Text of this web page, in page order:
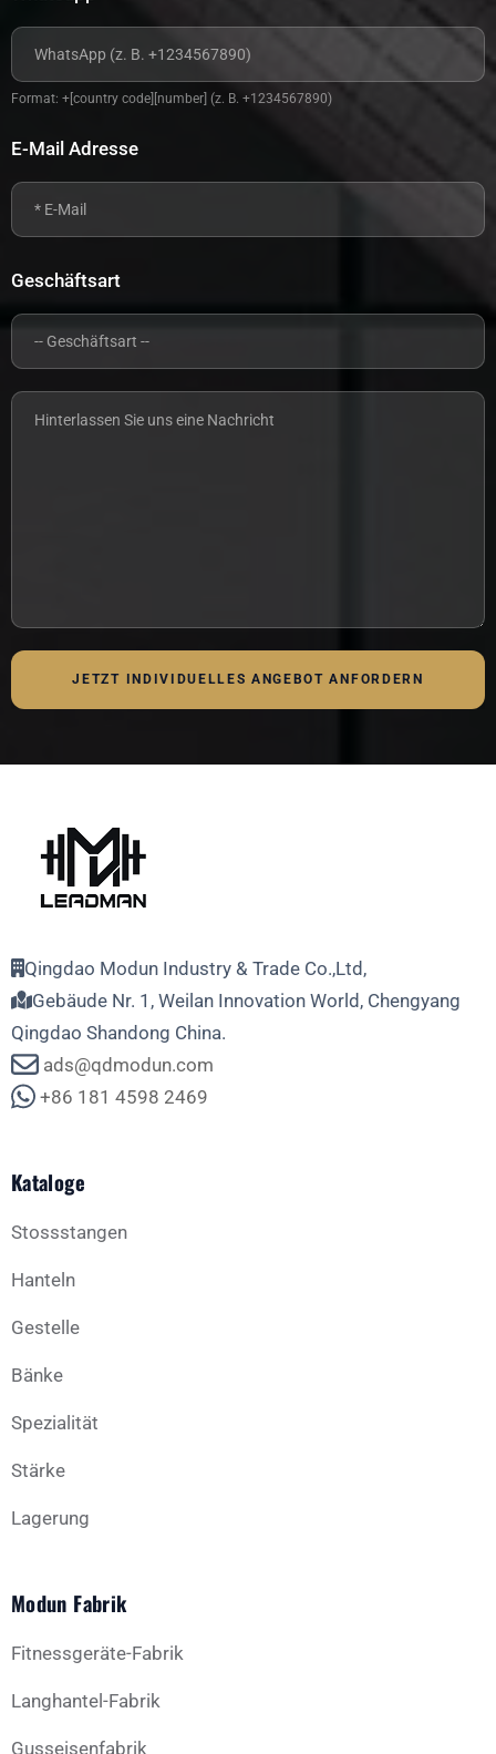
Format: +[country code][number] (z. B. +1234567890)
E-Mail Adresse
Geschäftsart
JETZT INDIVIDUELLES ANGEBOT ANFORDERN
Qingdao Modun Industry & Trade Co.,Ltd,
Gebäude Nr. 1, Weilan Innovation World, Chengyang
Qingdao Shandong China.
ads@qdmodun.com
+86 181 4598 2469
Kataloge
Stossstangen
Hanteln
Gestelle
Bänke
Spezialität
Stärke
Lagerung
Modun Fabrik
Fitnessgeräte-Fabrik
Langhantel-Fabrik
Gusseisenfabrik